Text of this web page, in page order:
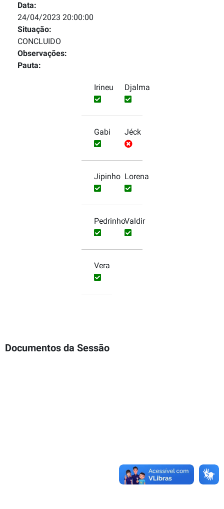
Data:
24/04/2023 20:00:00
Situação:
CONCLUIDO
Observações:
Pauta:
Irineu Djalma
Gabi Jéck
Jipinho Lorena
PedrinhoValdir
Vera
Documentos da Sessão